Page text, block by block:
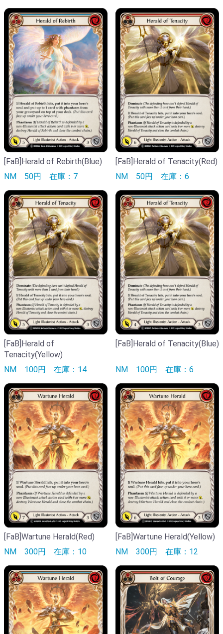
[FaB]Herald of Rebirth(Blue)
NM 50円 在庫：7
[FaB]Herald of Tenacity(Red)
NM 50円 在庫：6
[FaB]Herald of
Tenacity(Yellow)
NM 100円 在庫：14
[FaB]Herald of Tenacity(Blue)
NM 100円 在庫：6
[FaB]Wartune Herald(Red)
NM 300円 在庫：10
[FaB]Wartune Herald(Yellow)
NM 300円 在庫：12